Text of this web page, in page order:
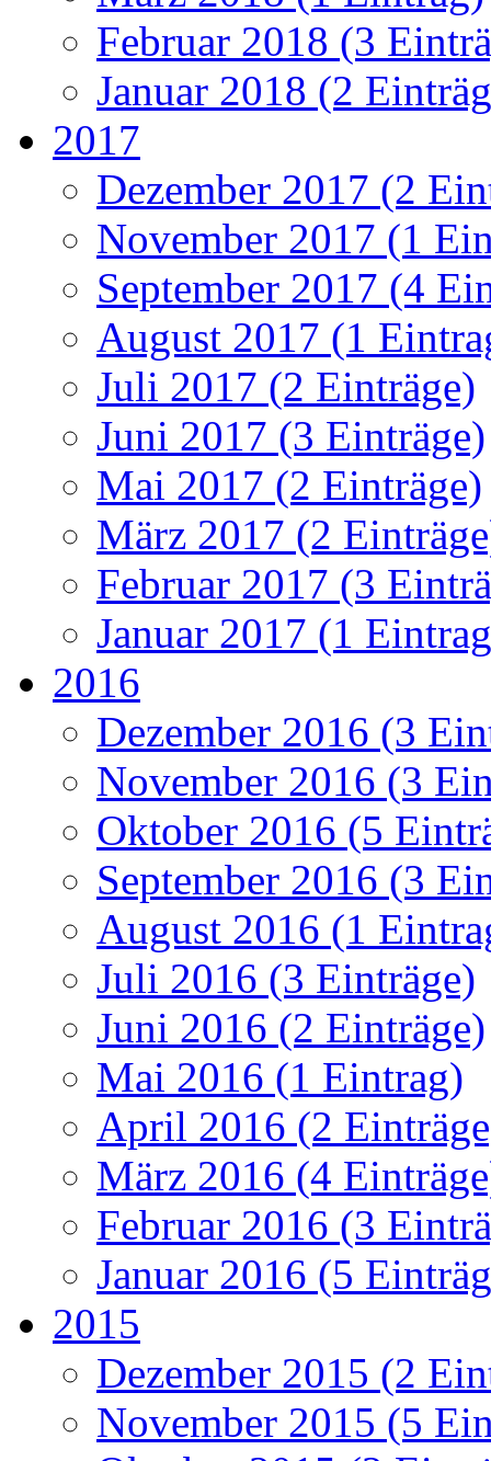
Februar 2018 (3
Januar 2018 (2
2017
Dezember 2017 (2
November 2017 (1
September 2017 (4
August 2017 (1
Juli 2017 (2 Einträge)
Juni 2017 (3 Einträge)
Mai 2017 (2 Einträge)
März 2017 (2
Februar 2017 (3
Januar 2017 (1
2016
Dezember 2016 (3
November 2016 (3
Oktober 2016 (5
September 2016 (3
August 2016 (1
Juli 2016 (3 Einträge)
Juni 2016 (2 Einträge)
Mai 2016 (1 Eintrag)
April 2016 (2
März 2016 (4
Februar 2016 (3
Januar 2016 (5
2015
Dezember 2015 (2
November 2015 (5